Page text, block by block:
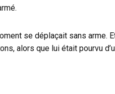
se déplaçait sans arme.
alors que lui était pourvu